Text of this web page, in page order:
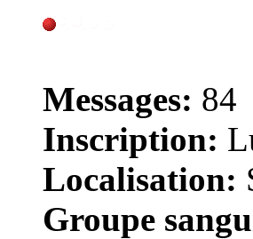
Messages: 84
Inscription:
Localisation:
Groupe